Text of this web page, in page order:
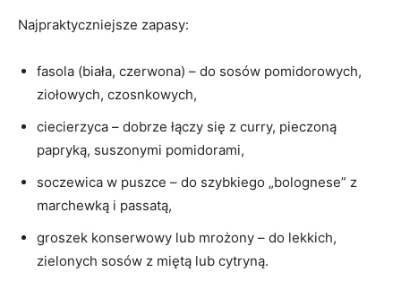
Najpraktyczniejsze zapasy:
fasola (biała, czerwona) – do sosów pomidorowych,
ziołowych, czosnkowych,
ciecierzyca – dobrze łączy się z curry, pieczoną
papryką, suszonymi pomidorami,
soczewica w puszce – do szybkiego „bolognese” z
marchewką i passatą,
groszek konserwowy lub mrożony – do lekkich,
zielonych sosów z miętą lub cytryną.